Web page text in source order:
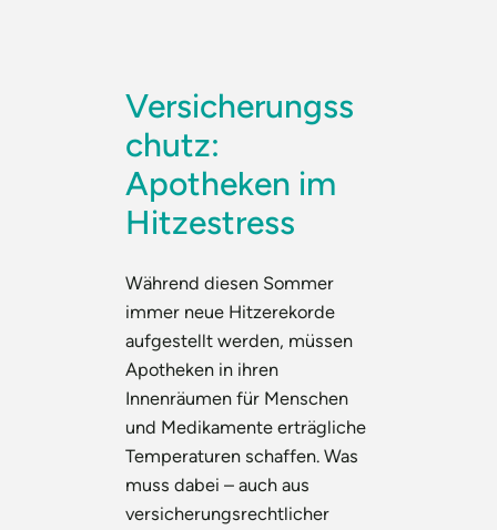
Versicherungss
chutz:
Apotheken im
Hitzestress
Während diesen Sommer
immer neue Hitzerekorde
aufgestellt werden, müssen
Apotheken in ihren
Innenräumen für Menschen
und Medikamente erträgliche
Temperaturen schaffen. Was
muss dabei – auch aus
versicherungsrechtlicher